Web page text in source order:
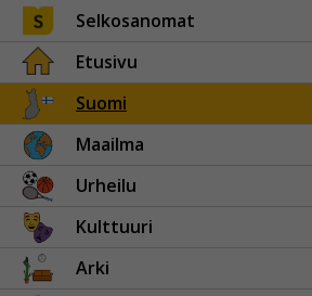
Selkosanomat
Etusivu
Suomi
Maailma
Urheilu
Kulttuuri
Arki